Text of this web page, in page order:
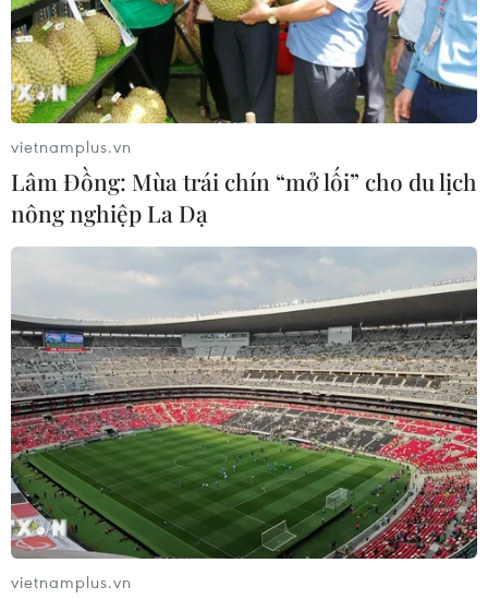
Bộ Y tế đã tiếp nhận 72.300 vaccine DPT-VGB-Hib (vaccine 5
trong 1) ủng hộ chương trình tiêm chủng mở rộng miễn phí cho
trẻ em nghèo miền núi phía Bắc. (Ảnh: PV/Vietnam+)
Thứ trưởng Nguyễn Thị Liên Hương phát biểu tại buổi lễ tiếp
nhận. (Ảnh: PV/Vietnam+)
vietnamplus.vn
Lâm Đồng: Mùa trái chín “mở lối” cho du lịch
nông nghiệp La Dạ
vietnamplus.vn